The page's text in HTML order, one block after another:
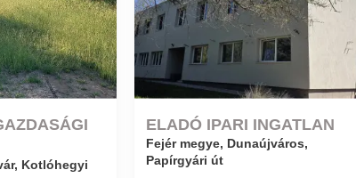
Kotlóhegyi
ELADÓ IPARI INGATLAN
Fejér megye, Dunaújváros,
Papírgyári út